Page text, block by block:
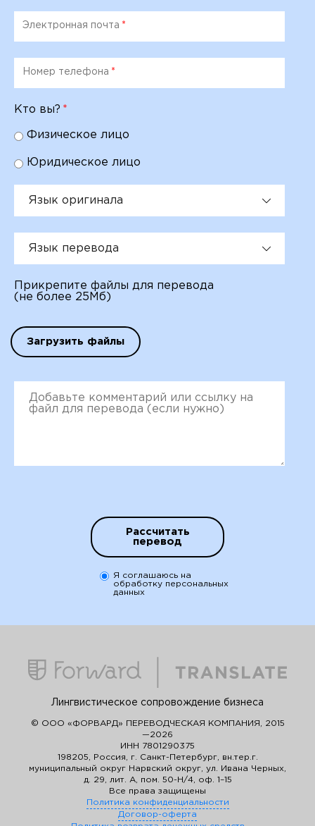
Электронная почта *
Номер телефона *
Кто вы? *
Физическое лицо
Юридическое лицо
Язык оригинала
Язык перевода
Прикрепите файлы для перевода
(не более 25Мб)
Загрузить файлы
Рассчитать
перевод
Я соглашаюсь на
обработку персональных
данных
Лингвистическое сопровождение бизнеса
© ООО «ФОРВАРД» ПЕРЕВОДЧЕСКАЯ КОМПАНИЯ, 2015
—2026
ИНН 7801290375
198205, Россия, г. Санкт-Петербург, вн.тер.г.
муниципальный округ Нарвский округ, ул. Ивана Черных,
д. 29, лит. А, пом. 50-Н/4, оф. 1–15
Все права защищены
Политика конфиденциальности
Договор-оферта